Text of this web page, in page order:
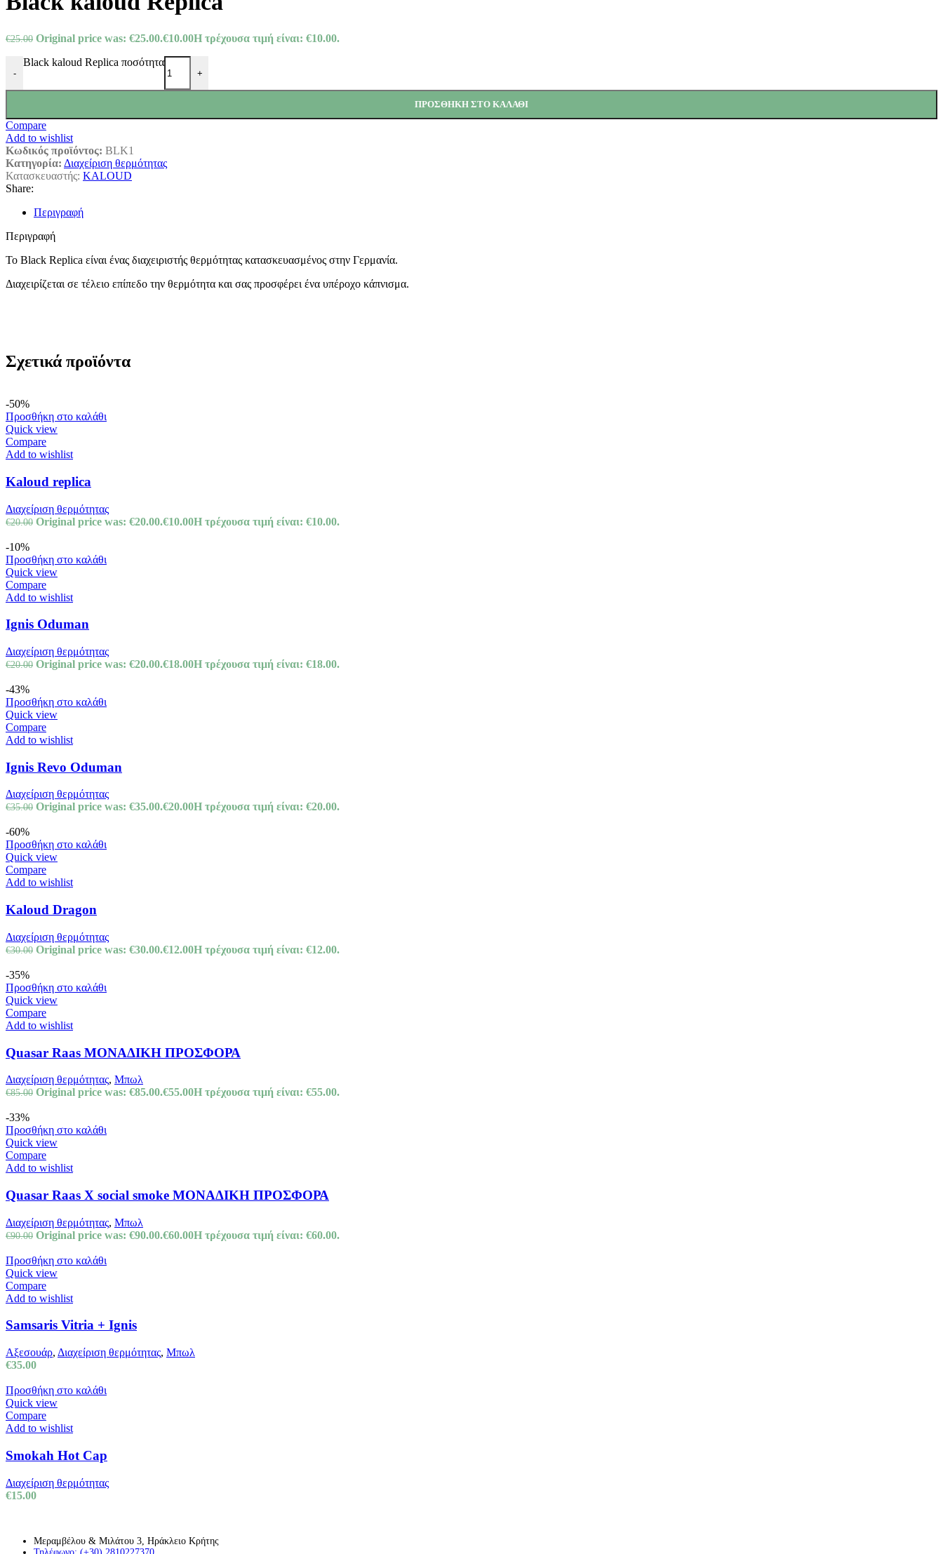
€25.00 Original price was: €25.00.€10.00Η τρέχουσα τιμή είναι: €10.00.
-
Black kaloud Replica ποσότητα
+
ΠΡΟΣΘΉΚΗ ΣΤΟ ΚΑΛΆΘΙ
Compare
Add to wishlist
Κωδικός προϊόντος: BLK1
Κατηγορία: Διαχείριση θερμότητας
Κατασκευαστής: KALOUD
Share:
Περιγραφή
Περιγραφή
Το Black Replica είναι ένας διαχειριστής θερμότητας κατασκευασμένος στην Γερμανία.
Διαχειρίζεται σε τέλειο επίπεδο την θερμότητα και σας προσφέρει ένα υπέροχο κάπνισμα.
Σχετικά προϊόντα
-50%
Προσθήκη στο καλάθι
Quick view
Compare
Add to wishlist
Kaloud replica
Διαχείριση θερμότητας
€20.00 Original price was: €20.00.€10.00Η τρέχουσα τιμή είναι: €10.00.
-10%
Προσθήκη στο καλάθι
Quick view
Compare
Add to wishlist
Ignis Oduman
Διαχείριση θερμότητας
€20.00 Original price was: €20.00.€18.00Η τρέχουσα τιμή είναι: €18.00.
-43%
Προσθήκη στο καλάθι
Quick view
Compare
Add to wishlist
Ignis Revo Oduman
Διαχείριση θερμότητας
€35.00 Original price was: €35.00.€20.00Η τρέχουσα τιμή είναι: €20.00.
-60%
Προσθήκη στο καλάθι
Quick view
Compare
Add to wishlist
Kaloud Dragon
Διαχείριση θερμότητας
€30.00 Original price was: €30.00.€12.00Η τρέχουσα τιμή είναι: €12.00.
-35%
Προσθήκη στο καλάθι
Quick view
Compare
Add to wishlist
Quasar Raas ΜΟΝΑΔΙΚΗ ΠΡΟΣΦΟΡΑ
Διαχείριση θερμότητας, Μπωλ
€85.00 Original price was: €85.00.€55.00Η τρέχουσα τιμή είναι: €55.00.
-33%
Προσθήκη στο καλάθι
Quick view
Compare
Add to wishlist
Quasar Raas X social smoke ΜΟΝΑΔΙΚΗ ΠΡΟΣΦΟΡΑ
Διαχείριση θερμότητας, Μπωλ
€90.00 Original price was: €90.00.€60.00Η τρέχουσα τιμή είναι: €60.00.
Προσθήκη στο καλάθι
Quick view
Compare
Add to wishlist
Samsaris Vitria + Ignis
Αξεσουάρ, Διαχείριση θερμότητας, Μπωλ
€35.00
Προσθήκη στο καλάθι
Quick view
Compare
Add to wishlist
Smokah Hot Cap
Διαχείριση θερμότητας
€15.00
Μεραμβέλου & Μιλάτου 3, Ηράκλειο Κρήτης